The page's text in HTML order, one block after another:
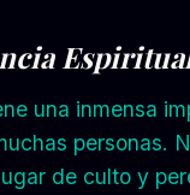
una inmensa
personas.
de culto y